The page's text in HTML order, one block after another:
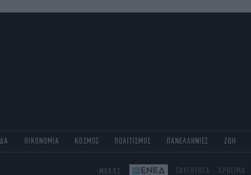
ΟΙΚΟΝΟΜΙΑ ΚΟΣΜΟΣ ΠΟΛΙΤΙΣΜΟΣ ΠΑΝΕΛΛΗΝΙΕΣ ΖΩΗ
ΜΕΛΟΣ ΤΑΥΤΟΤΗΤΑ ΧΡΗΣΙΜΑ